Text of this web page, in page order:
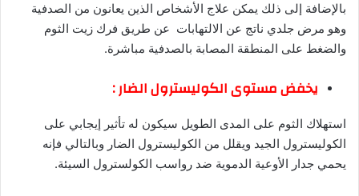
بالإضافة إلى ذلك يمكن علاج الأشخاص الذين يعانون من الصدفية
وهو مرض جلدي ناتج عن الالتهابات عن طريق فرك زيت الثوم
والضغط على المنطقة المصابة بالصدفية مباشرة.
يخفض مستوى الكوليسترول الضار :
استهلاك الثوم على المدى الطويل سيكون له تأثير إيجابي على
الكوليسترول الجيد ويقلل من الكوليسترول الضار وبالتالي فإنه
يحمي جدار الأوعية الدموية ضد رواسب الكولسترول السيئة.